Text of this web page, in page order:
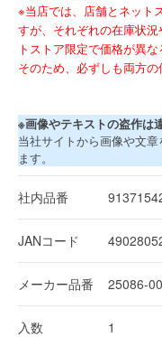
※当店では、店舗とネット
すが、それぞれの在庫状
トストア限定で価格が異な
そのため、必ずしも両方の
※画像やテキストの盗作は
当社サイトから画像や文
ます。
社内品番
JANコード
メーカー品番 25086-
入数 1